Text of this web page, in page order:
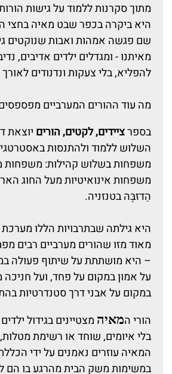
מתוך סקרנות ללמוד על גישות
היא ביקרה בכפר שבט מאיה בחצי
שם פגשה אמהות ואבות שנוקטים
מאיתנו - ומגדלים ילדים אדיבים,
להפליא, בלי צעקות ונדנודים
מה עוד ההורים המערביים
בספרציידים, לקטים, הורים יוצאת
השלוש ללמוד ולהתנסות
משפחות בשלוש קהילות: משפחות
משפחות אינואיטיות מעל החוג
הַדזבֶּה בטנזניה.
היא גילתה שבתרבויות הללו
מאוד מזו שהורים מערביים רבים
– היא מושתתת על שיתוף פעולה
על אמון במקום על פחד, ועל
במקום על אבני דרך סטנדרטיות
הורי המאיה מצטיינים בגידול
בלי איומים, שוחד או רשימת
המאיה עוזרים נאמנים על ידי
במשימות משק הבית מהרגע בו הם